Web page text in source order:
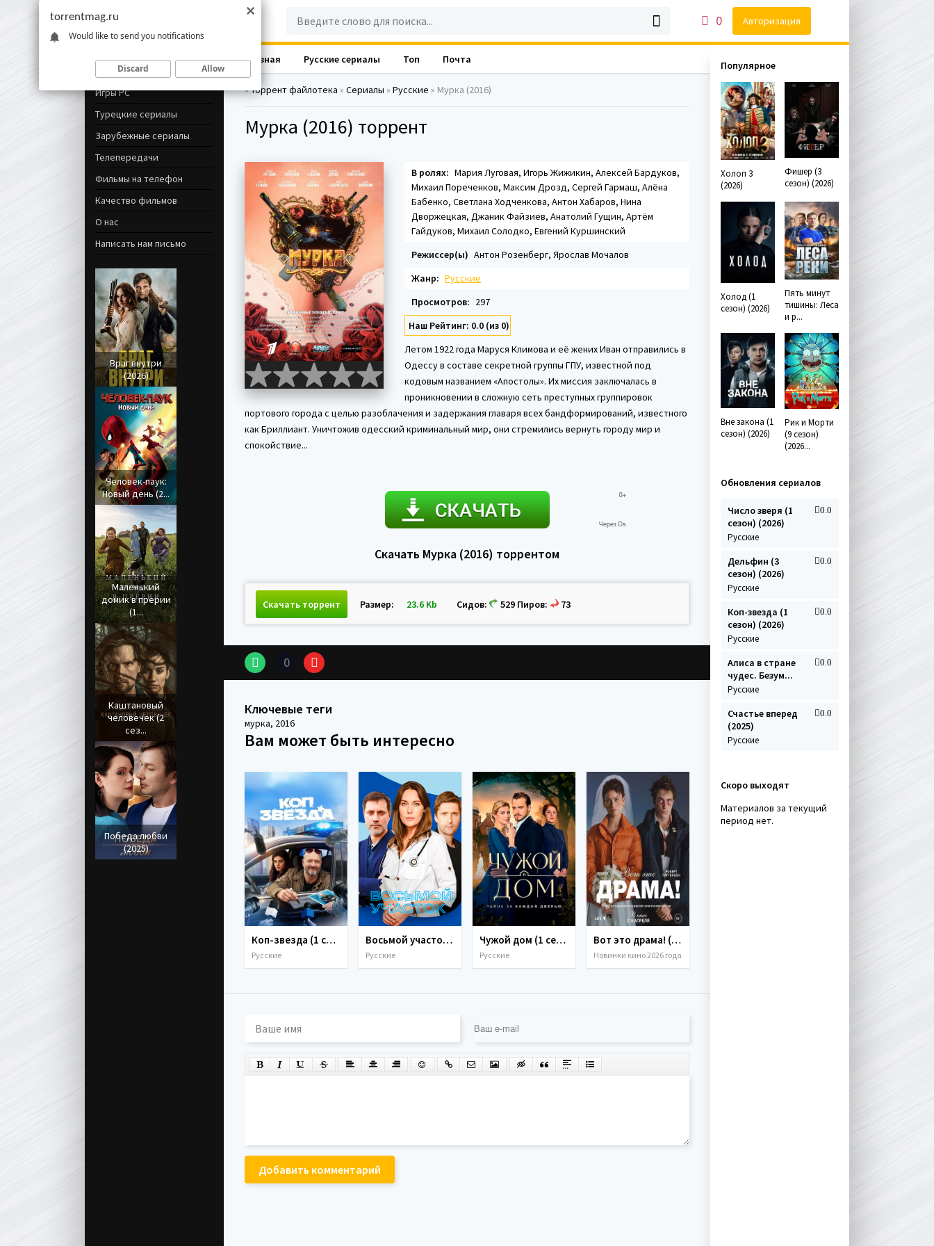
»Торрент файлотека » Сериалы » Русские » Мурка (2016)
Мурка (2016) торрент
В ролях: Мария Луговая, Игорь Жижикин, Алексей Бардуков,
Михаил Пореченков, Максим Дрозд, Сергей Гармаш, Алёна
Бабенко, Светлана Ходченкова, Антон Хабаров, Нина
Дворжецкая, Джаник Файзиев, Анатолий Гущин, Артём
Гайдуков, Михаил Солодко, Евгений Куршинский
Режиссер(ы) Антон Розенберг, Ярослав Мочалов
Жанр: Русские
Просмотров: 297
Наш Рейтинг: 0.0 (из 0)
Летом 1922 года Маруся Климова и её жених Иван отправились в
Одессу в составе секретной группы ГПУ, известной под
кодовым названием «Апостолы». Их миссия заключалась в
проникновении в сложную сеть преступных группировок
портового города с целью разоблачения и задержания главаря всех бандформирований, известного
как Бриллиант. Уничтожив одесский криминальный мир, они стремились вернуть городу мир и
спокойствие...
Скачать Мурка (2016) торрентом
Скачать торрент Размер: 23.6 Kb Сидов: 529 Пиров: 73
0
Ключевые теги
мурка, 2016
Вам может быть интересно
Коп-звезда (1 сезон) (2026)
Русские
Восьмой участок (2 сезон) (2026)
Русские
Чужой дом (1 сезон) (2026)
Русские
Вот это драма! (2026)
Новинки кино 2026 года
Добавить комментарий
Главная Русские сериалы Топ Почта
Навигация
Игры PC
Турецкие сериалы
Зарубежные сериалы
Телепередачи
Фильмы на телефон
Качество фильмов
О нас
Написать нам письмо
Враг внутри
(2026)
Человек-паук:
Новый день (2...
Маленький
домик в прерии
(1...
Каштановый
человечек (2
сез...
Победа любви
(2025)
Популярное
Холоп 3
(2026)
Фишер (3
сезон) (2026)
Холод (1
сезон) (2026)
Пять минут
тишины: Леса
и р...
Вне закона (1
сезон) (2026)
Рик и Морти
(9 сезон)
(2026...
Обновления сериалов
Число зверя (1
сезон) (2026)
Русские
0.0
Дельфин (3
сезон) (2026)
Русские
0.0
Коп-звезда (1
сезон) (2026)
Русские
0.0
Алиса в стране
чудес. Безум...
Русские
0.0
Счастье вперед
(2025)
Русские
0.0
Скоро выходят
Материалов за текущий
период нет.
0 Авторизация
torrentmag.ru
Would like to send you notifications
Discard Allow